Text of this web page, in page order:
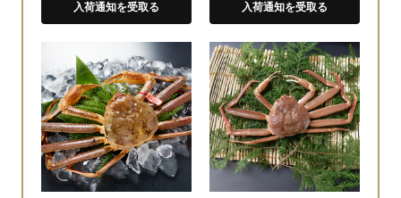
入荷通知を受取る 入荷通知を受取る